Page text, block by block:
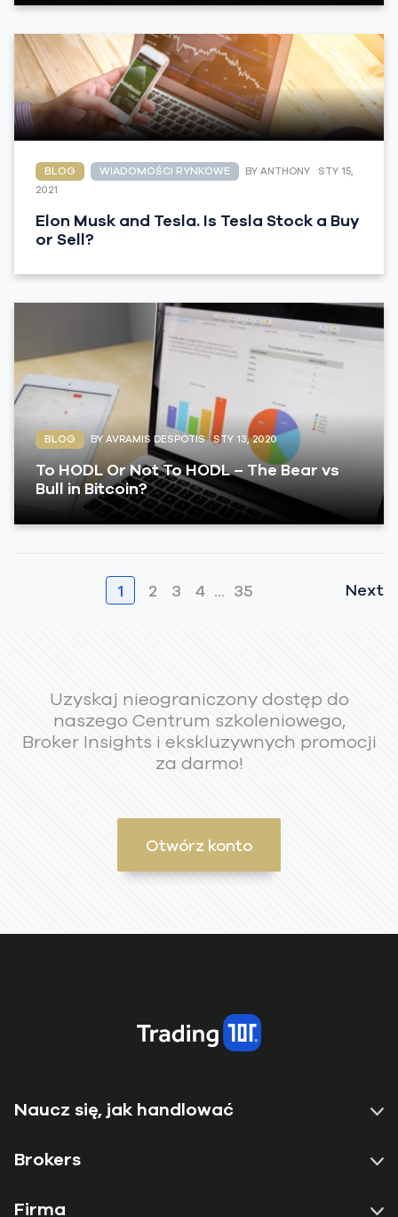
BLOG WIADOMOŚCI RYNKOWE BY ANTHONY
STY 15,
2021
Elon Musk and Tesla. Is Tesla Stock a Buy
or Sell?
BLOG BY AVRAMIS DESPOTIS STY 13, 2020
To HODL Or Not To HODL – The Bear vs
Bull in Bitcoin?
1 2 3 4 ... 35 Next
Uzyskaj nieograniczony dostęp do
naszego Centrum szkoleniowego,
Broker Insights i ekskluzywnych promocji
za darmo!
Otwórz konto
Naucz się, jak handlować
Brokers
Firma